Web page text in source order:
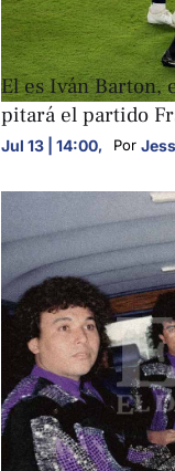
FOTOGALERÍAS
El es Iván Barton,
pitará el partido
Jul 13 | 14:00, Por